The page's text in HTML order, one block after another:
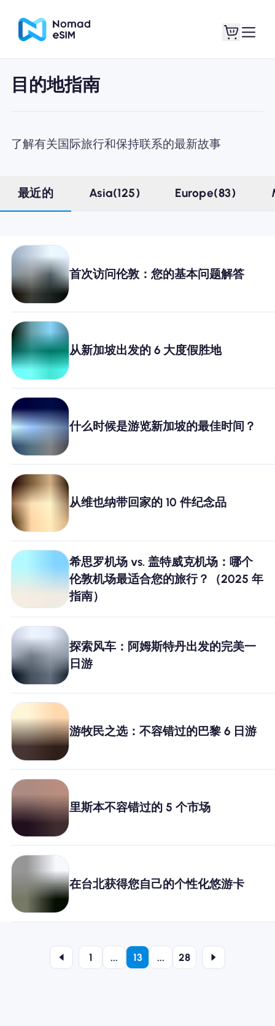
为什么选择Nomad eSIM
使用 eSIM
企业用户
目的地指南
了解有关国际旅行和保持联系的最新故事
最近的 Asia(125) Europe(83)
首次访问伦敦：您的基本问题解答
从新加坡出发的 6 大度假胜地
什么时候是游览新加坡的最佳时间？
从维也纳带回家的 10 件纪念品
希思罗机场 vs. 盖特威克机场：哪个
伦敦机场最适合您的旅行？（2025 年
指南）
探索风车：阿姆斯特丹出发的完美一
日游
游牧民之选：不容错过的巴黎 6 日游
里斯本不容错过的 5 个市场
在台北获得您自己的个性化悠游卡
1 ... 13 ... 28